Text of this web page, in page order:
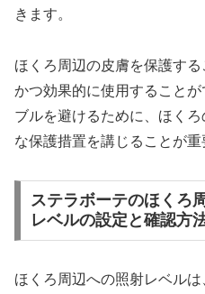
きます。
ほくろ周辺の皮膚を保護す
かつ効果的に使用すること
ブルを避けるために、ほく
な保護措置を講じることが重
ステラボーテのほくろ
レベルの設定と確認方
ほくろ周辺への照射レベルは